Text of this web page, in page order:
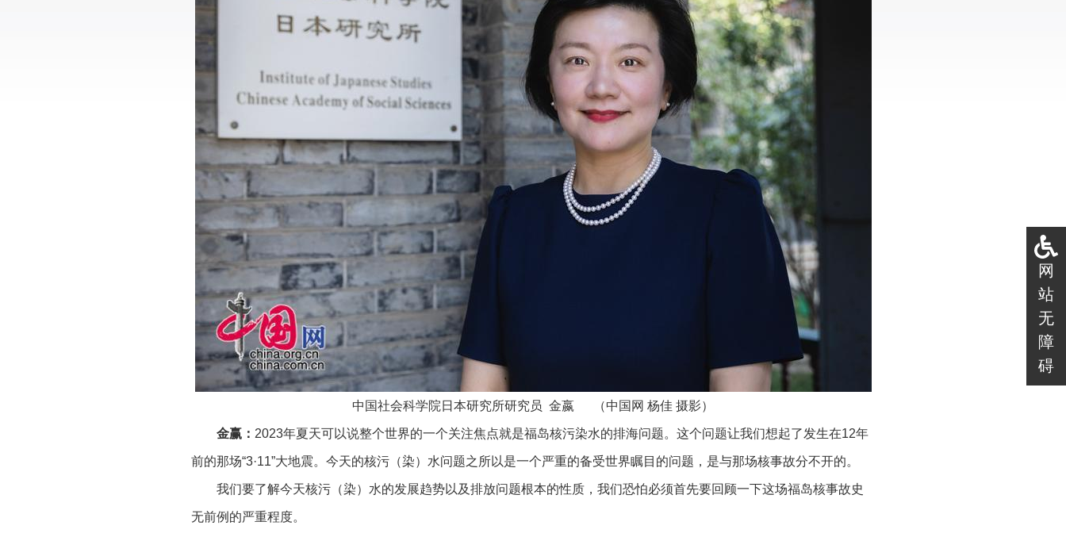
中国社会科学院日本研究所研究员 金嬴 （中国网 杨佳 摄影）
金赢： 2023年夏天可以说整个世界的一个关注焦点就是福岛核污染水的排海问题。这个问题让我们想起了发生在12年
前的那场“3·11”大地震。今天的核污（染）水问题之所以是一个严重的备受世界瞩目的问题，是与那场核事故分不开的。
我们要了解今天核污（染）水的发展趋势以及排放问题根本的性质，我们恐怕必须首先要回顾一下这场福岛核事故史
无前例的严重程度。
网
站
无
障
碍